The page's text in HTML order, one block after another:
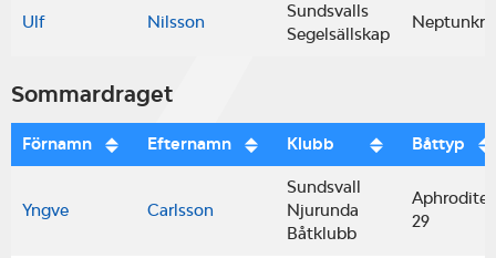
Ulf Nilsson
Sundsvalls
Segelsällskap
Sommardraget
Förnamn Efternamn Klubb Båttyp
Yngve Carlsson
Sundsvall
Njurunda
Båtklubb
Aphrodite
29